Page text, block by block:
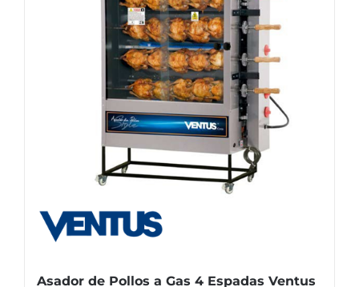
Asador de Pollos a Gas 4 Espadas Ventus